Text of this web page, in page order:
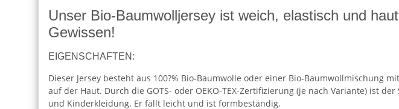
Unser Bio-Baumwolljersey ist weich, elastisch und
Gewissen!
EIGENSCHAFTEN:
Dieser Jersey besteht aus 100?% Bio-Baumwolle oder einer Bio-Baumwollmischung
auf der Haut. Durch die GOTS- oder OEKO-TEX-Zertifizierung (je nach Variante) ist
und Kinderkleidung. Er fällt leicht und ist formbeständig.